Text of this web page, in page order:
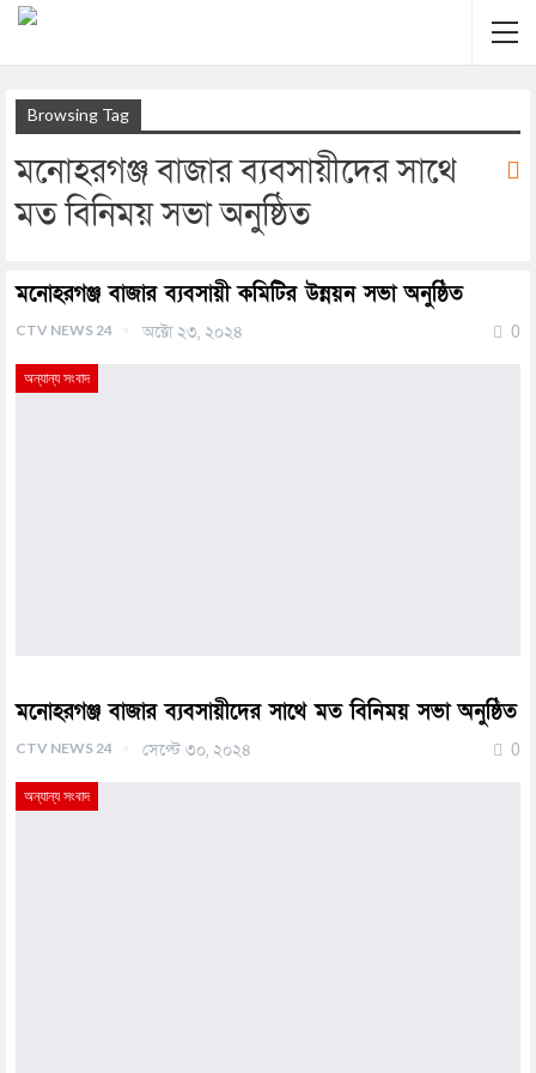
Browsing Tag
মনোহরগঞ্জ বাজার ব্যবসায়ীদের সাথে
মত বিনিময় সভা অনুষ্ঠিত
মনোহরগঞ্জ বাজার ব্যবসায়ী কমিটির উন্নয়ন সভা অনুষ্ঠিত
CTV NEWS 24 অক্টো ২৩, ২০২৪ 0
অন্যান্য সংবাদ
মনোহরগঞ্জ বাজার ব্যবসায়ীদের সাথে মত বিনিময় সভা অনুষ্ঠিত
CTV NEWS 24 সেপ্টে ৩০, ২০২৪ 0
অন্যান্য সংবাদ